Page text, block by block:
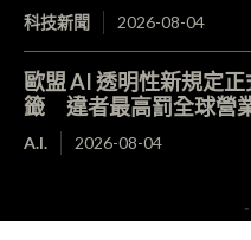
科技新聞 2026-08-04
歐盟 AI 透明性新規定
籤 違者最高罰全球營
A.I. 2026-08-04